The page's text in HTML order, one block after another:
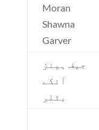
Moran
Shawna
Garver
جیف ہینز
آئکے
بٹلر